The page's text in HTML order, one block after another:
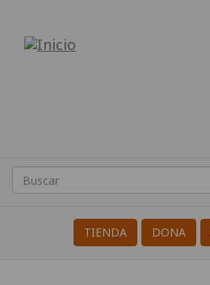
contenido
Internacional
a
la
Guerra
Search
Buscar
TIENDA DONA